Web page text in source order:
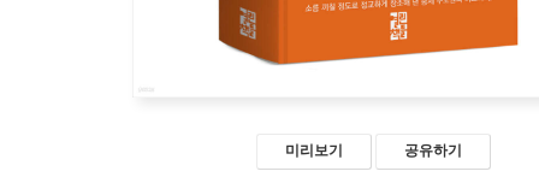
미리보기 공유하기